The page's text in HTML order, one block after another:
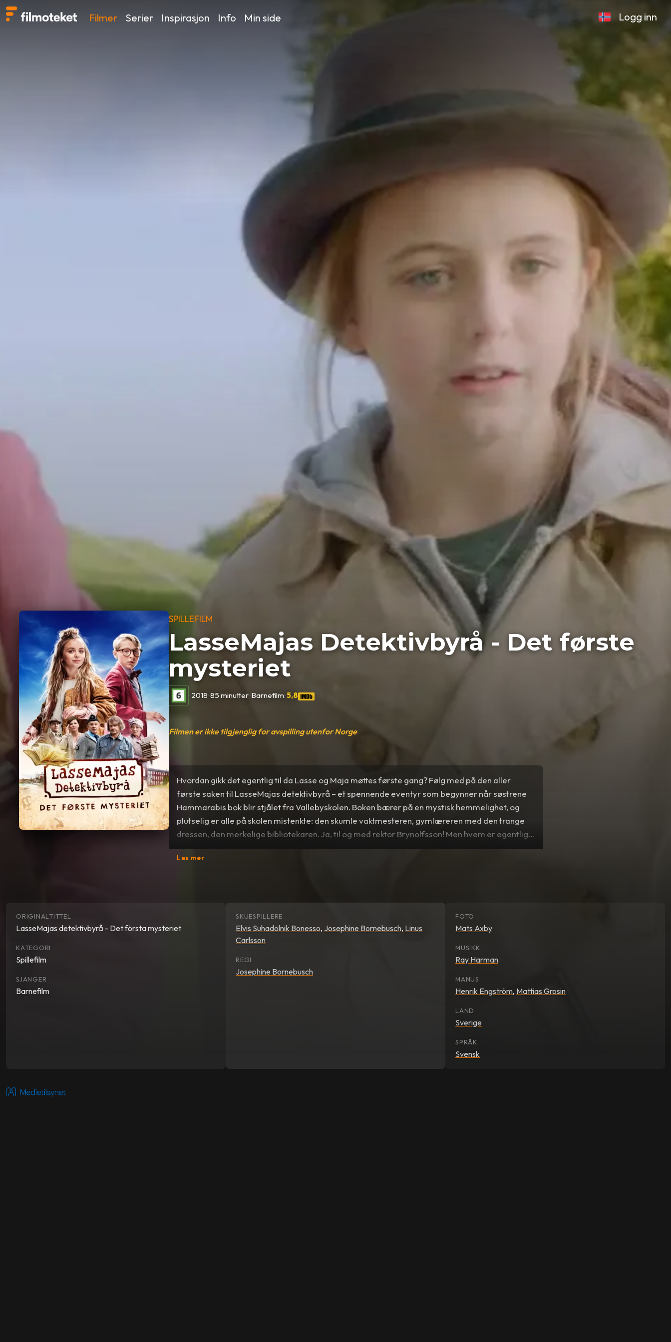
Filmer Serier Inspirasjon Info Min side Logg inn
SPILLEFILM
LasseMajas Detektivbyrå - Det første
mysteriet
•2018•85 minutter•Barnefilm•5,8
Filmen er ikke tilgjenglig for avspilling utenfor Norge
Hvordan gikk det egentlig til da Lasse og Maja møttes første gang? Følg med på den aller
første saken til LasseMajas detektivbyrå – et spennende eventyr som begynner når søstrene
Hammarabis bok blir stjålet fra Vallebyskolen. Boken bærer på en mystisk hemmelighet, og
plutselig er alle på skolen mistenkte: den skumle vaktmesteren, gymlæreren med den trange
dressen, den merkelige bibliotekaren. Ja, til og med rektor Brynolfsson! Men hvem er egentlig
tyven? Og klarer LasseMajas detektivbyrå å løse sitt aller første mysterium?
Les mer
ORIGINALTITTEL
LasseMajas detektivbyrå - Det första mysteriet
KATEGORI
Spillefilm
SJANGER
Barnefilm
SKUESPILLERE
Elvis Suhadolnik Bonesso, Josephine Bornebusch, Linus
Carlsson
REGI
Josephine Bornebusch
FOTO
Mats Axby
MUSIKK
Ray Harman
MANUS
Henrik Engström, Mattias Grosin
LAND
Sverige
SPRÅK
Svensk